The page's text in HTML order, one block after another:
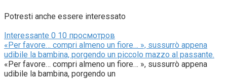
Potresti anche essere interessato
Interessante 0 10 просмотров
«Per favore… compri almeno un fiore… », sussurrò appena
udibile la bambina, porgendo un piccolo mazzo al passante.
«Per favore… compri almeno un fiore… », sussurrò appena
udibile la bambina, porgendo un